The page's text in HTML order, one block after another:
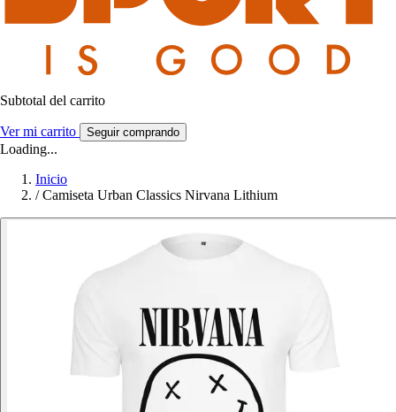
Subtotal del carrito
Ver mi carrito Seguir comprando
Loading...
Inicio
/ Camiseta Urban Classics Nirvana Lithium